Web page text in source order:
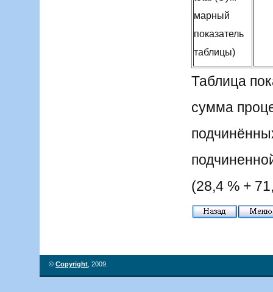
марный
показатель
таблицы)
Таблица
сумма
(28,4 % +
© Copyright , 2009.